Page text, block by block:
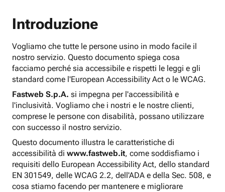
Introduzione
Vogliamo che tutte le persone usino in modo facile il
nostro servizio. Questo documento spiega cosa
facciamo perché sia accessibile e rispetti le leggi e gli
standard come l'European Accessibility Act o le WCAG.
Fastweb S.p.A. si impegna per l'accessibilità e
l'inclusività. Vogliamo che i nostri e le nostre clienti,
comprese le persone con disabilità, possano utilizzare
con successo il nostro servizio.
Questo documento illustra le caratteristiche di
accessibilità di www.fastweb.it, come soddisfiamo i
requisiti dello European Accessibility Act, dello standard
EN 301549, delle WCAG 2.2, dell'ADA e della Sec. 508, e
cosa stiamo facendo per mantenere e migliorare